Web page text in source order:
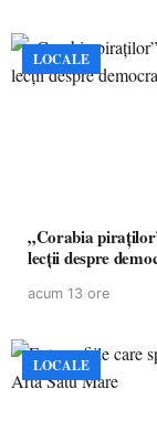
LOCALE
„Corabia
lecții despre
acum 13 ore
LOCALE